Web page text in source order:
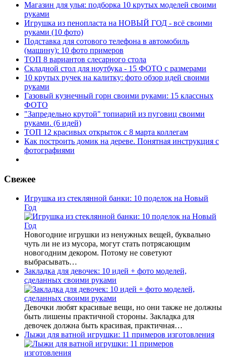
Магазин для улья: подборка 10 крутых моделей своими
руками
Игрушка из пенопласта на НОВЫЙ ГОД - всё своими
руками (10 фото)
Подставка для сотового телефона в автомобиль
(машину): 10 фото примеров
ТОП 8 вариантов слесарного стола
Складной стол для ноутбука - 15 ФОТО с размерами
10 крутых ручек на калитку: фото обзор идей своими
руками
Газовый кузнечный горн своими руками: 15 классных
ФОТО
"Запредельно крутой" топиарий из пуговиц своими
руками. (6 идей)
ТОП 12 красивых открыток с 8 марта коллегам
Как построить домик на дереве. Понятная инструкция с
фотографиями
Свежее
Игрушка из стеклянной банки: 10 поделок на Новый
Год
Новогодние игрушки из ненужных вещей, буквально
чуть ли не из мусора, могут стать потрясающим
новогодним декором. Потому не советуют
выбрасывать…
Закладка для девочек: 10 идей + фото моделей,
сделанных своими руками
Девочки любят красивые вещи, но они также не должны
быть лишены практичной стороны. Закладка для
девочек должна быть красивая, практичная…
Лыжи для ватной игрушки: 11 примеров изготовления